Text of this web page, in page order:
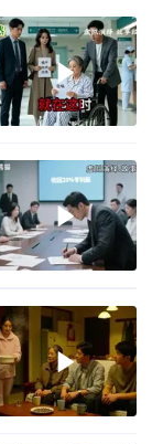
郑国霖回应去景区上班被保安拦下
大梁